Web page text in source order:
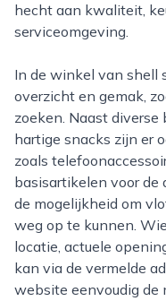
hecht aan kwaliteit,
serviceomgeving.
In de winkel van shell select arnhem ligt de nadruk op
overzicht en gemak,
zoeken. Naast diverse
hartige snacks zijn er
zoals
basisartikelen voor de
de mogelijkheid om
weg op te kunnen.
locatie, actuele
kan via de vermelde
website eenvoudig de